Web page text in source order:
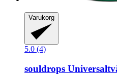
Varukorg
5.0 (4)
souldrops